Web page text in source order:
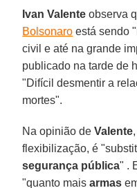
Ivan Valente observa
Bolsonaro está sendo
civil e até na grande
publicado na tarde de
"Difícil desmentir a
mortes".
Na opinião deValente
flexibilização, é
segurança pública" .
"quanto maisarmas